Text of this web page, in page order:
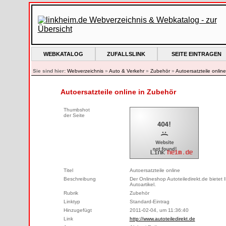
WEBKATALOG ZUFALLSLINK SEITE EINTRAGEN
Sie sind hier: Webverzeichnis» Auto & Verkehr» Zubehör» Autoersatzteile online
Autoersatzteile online in Zubehör
Thumbshot
der Seite
Titel
Autoersatzteile online
Beschreibung
Der Onlineshop Autoteiledirekt.de bietet
Autoartikel.
Rubrik
Zubehör
Linktyp
Standard-Eintrag
Hinzugefügt
2011-02-04, um 11:36:40
Link
http://www.autoteiledirekt.de